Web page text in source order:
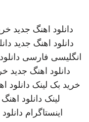
دانلود اهنگ جدید
دانلود اهنگ جدید
انگلیسی فارسی
دانلود اهنگ جدید
خرید بک لینک دانلود
لینک دانلود
اینستاگرام